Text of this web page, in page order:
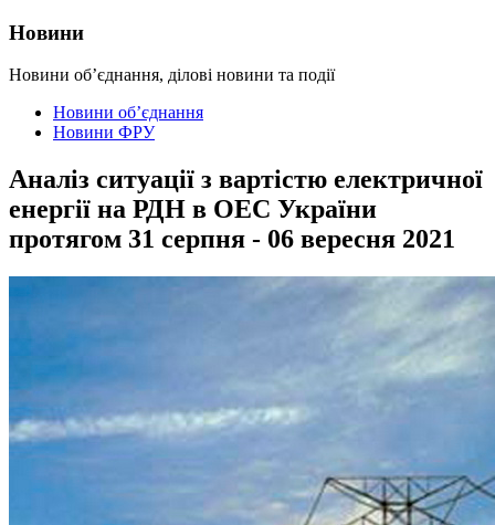
Новини
Новини об’єднання, ділові новини та події
Новини об’єднання
Новини ФРУ
Аналіз ситуації з вартістю електричної
енергії на РДН в ОЕС України
протягом 31 серпня - 06 вересня 2021